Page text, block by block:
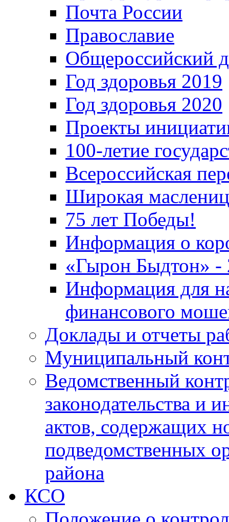
Почта России
Православие
Общероссийский
Год здоровья 2019
Год здоровья 2020
Проекты
100-летие
Всероссийская
Широкая
75 лет Победы!
Информация о
«Гырон Быдтон» -
Информация для
финансового
Доклады и отчеты
Муниципальный
Ведомственный
законодательства и
актов, содержащих
подведомственных
района
КСО